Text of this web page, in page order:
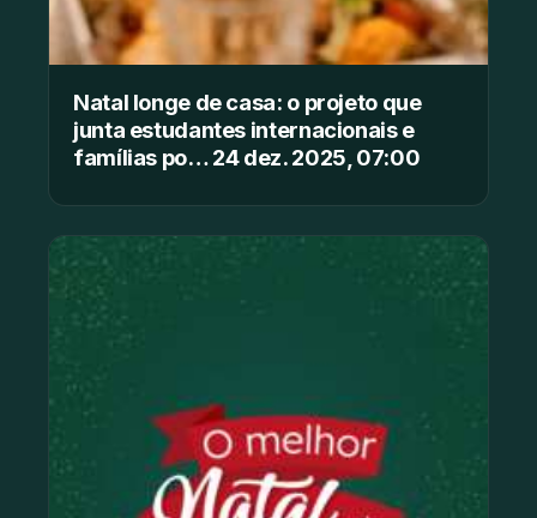
Natal longe de casa: o projeto que
junta estudantes internacionais e
famílias po… 24 dez. 2025, 07:00